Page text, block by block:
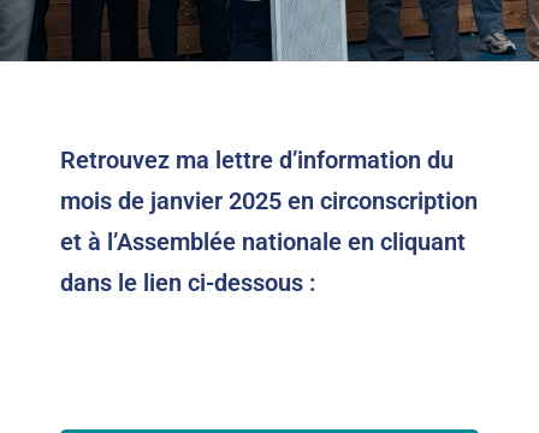
Retrouvez ma lettre d’information du
mois de janvier 2025 en circonscription
et à l’Assemblée nationale en cliquant
dans le lien ci-dessous :